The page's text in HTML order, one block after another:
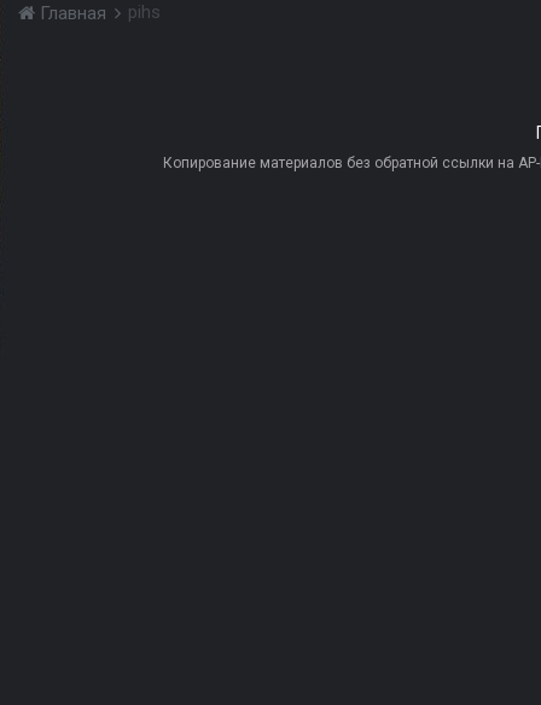
Главная pihs
Копирование материалов без обратной ссылки на